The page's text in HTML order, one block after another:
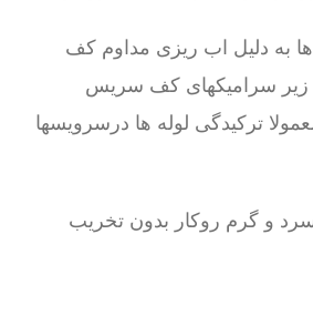
به دلیل اب ریزی مداوم کف
سرامیکهای کف سریس
ترکیدگی لوله ها درسرویسها